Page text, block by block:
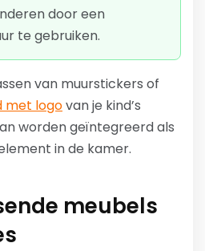
door een
te gebruiken.
van muurstickers of
met logovan je kind’s
worden geïntegreerd als
in de kamer.
meubels